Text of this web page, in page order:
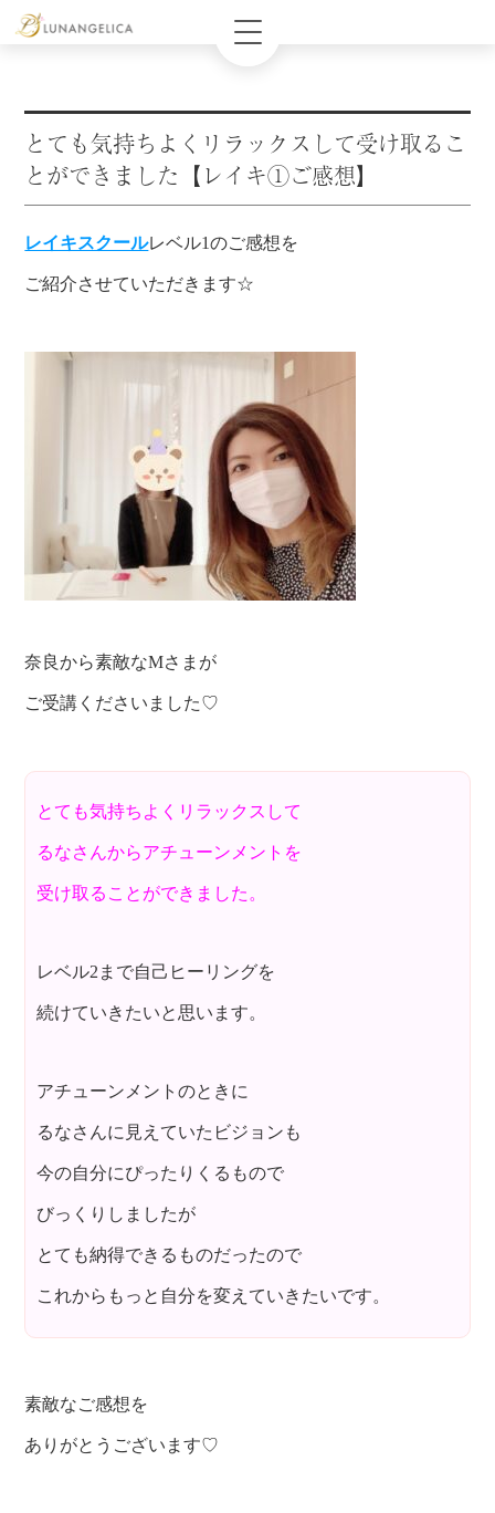
とても気持ちよくリラックスして受け取るこ
とができました【レイキ①ご感想】
レイキスクールレベル1のご感想を
ご紹介させていただきます☆
奈良から素敵なMさまが
ご受講くださいました♡
とても気持ちよくリラックスして
るなさんからアチューンメントを
受け取ることができました。
レベル2まで自己ヒーリングを
続けていきたいと思います。
アチューンメントのときに
るなさんに見えていたビジョンも
今の自分にぴったりくるもので
びっくりしましたが
とても納得できるものだったので
これからもっと自分を変えていきたいです。
素敵なご感想を
ありがとうございます♡